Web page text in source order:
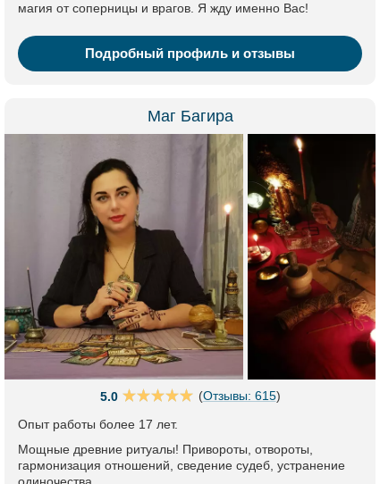
магия от соперницы и врагов. Я жду именно Вас!
Подробный профиль и отзывы
Маг Багира
5.0 (Отзывы: 615)
Опыт работы более 17 лет.
Мощные древние ритуалы! Привороты, отвороты,
гармонизация отношений, сведение судеб, устранение